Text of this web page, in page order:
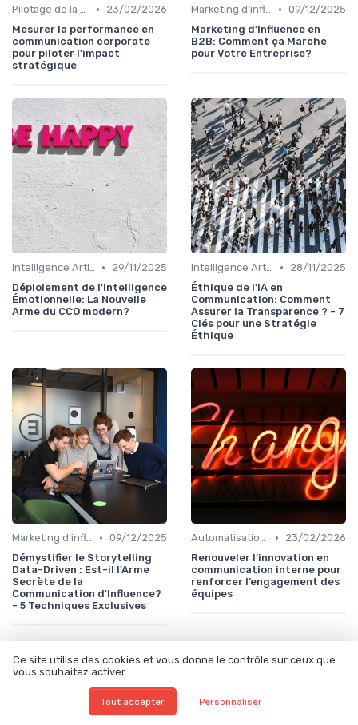
Pilotage de la performance communication •
23/02/2026
Mesurer la performance en
communication corporate
pour piloter l’impact
stratégique
Marketing d’influence & social listening • 09/12/2025
Marketing d’Influence en
B2B: Comment ça Marche
pour Votre Entreprise?
Intelligence Artificielle en communication •
29/11/2025
Déploiement de l'Intelligence
Émotionnelle: La Nouvelle
Arme du CCO modern?
Intelligence Artificielle en communication •
28/11/2025
Éthique de l'IA en
Communication: Comment
Assurer la Transparence ? - 7
Clés pour une Stratégie
Éthique
Marketing d’influence & social listening • 09/12/2025
Démystifier le Storytelling
Data-Driven : Est-il l'Arme
Secrète de la
Communication d'Influence?
- 5 Techniques Exclusives
Automatisation & performance des campagnes •
23/02/2026
Renouveler l’innovation en
communication interne pour
renforcer l’engagement des
équipes
Les articles par date
Septembre 2023
Ce site utilise des cookies et vous donne le contrôle sur ceux que
vous souhaitez activer
Tout accepter Personnaliser